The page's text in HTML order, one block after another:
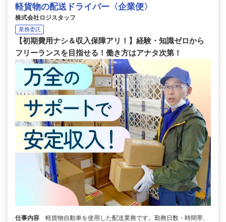
軽貨物の配送ドライバー〈企業便〉
株式会社ロジスタッフ
業務委託
【初期費用ナシ＆収入保障アリ！】経験・知識ゼロから
フリーランスを目指せる！働き方はアナタ次第！
仕事内容
軽貨物自動車を使用した配送業務です。勤務日数・時間帯、